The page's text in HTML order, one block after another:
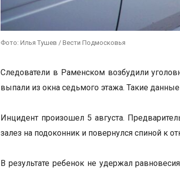
Фото: Илья Тушев / Вести Подмосковья
Следователи в Раменском возбудили
выпали из окна седьмого этажа. Такие
Инцидент произошел 5 августа.
залез на подоконник и повернулся спиной к
В результате ребенок не удержал